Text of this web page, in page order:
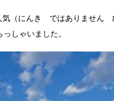
気（にんき ではありません
しゃいました。